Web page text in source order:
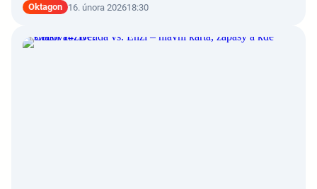
Oktagon 16. února 202618:30